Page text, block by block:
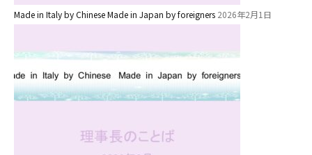
Made in Italy by Chinese Made in Japan by foreigners 2026年2月1日
1歳・2歳親子登園［マリポサクラ
ス ]
2歳児ひとり登園［ゆず組 ]
グループ施設・
学校法⼈鴨⾕学園 鳳幼稚園